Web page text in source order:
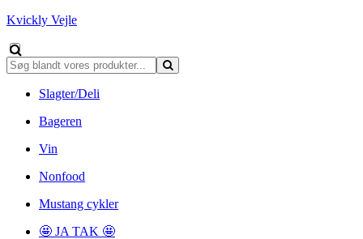
Kvickly Vejle
Slagter/Deli
Bageren
Vin
Nonfood
Mustang cykler
🤩 JA TAK 🤩